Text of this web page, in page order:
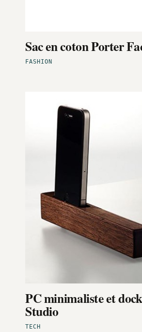
FASHION
Sac en coton Porter
TECH
PC minimaliste et
Studio